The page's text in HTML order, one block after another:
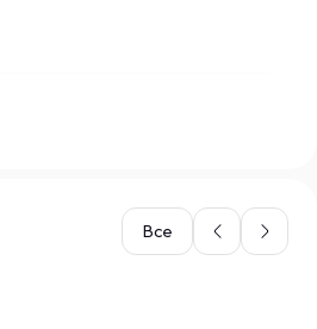
Все